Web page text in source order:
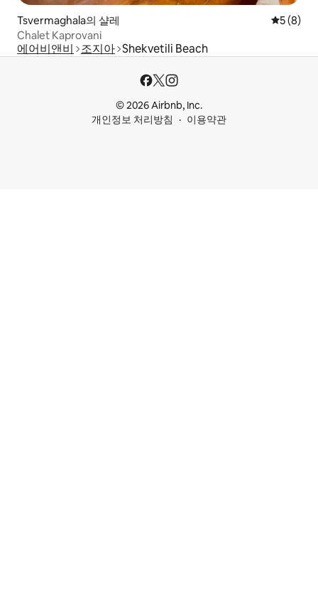
Tsvermaghala의 샬레 평점 5점
5 (8)
Chalet Kaprovani
에어비앤비 조지아 Shekvetili Beach
© 2026 Airbnb, Inc.
개인정보 처리방침
이용약관